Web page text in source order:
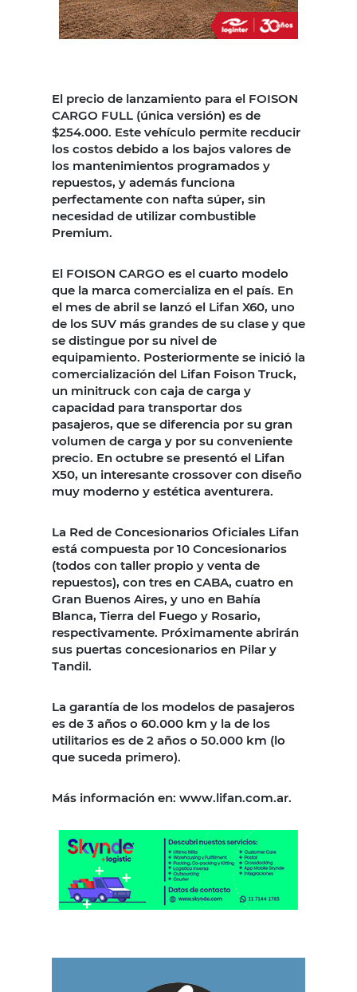
El precio de lanzamiento para el FOISON
CARGO FULL (única versión) es de
$254.000. Este vehículo permite recducir
los costos debido a los bajos valores de
los mantenimientos programados y
repuestos, y además funciona
perfectamente con nafta súper, sin
necesidad de utilizar combustible
Premium.
El FOISON CARGO es el cuarto modelo
que la marca comercializa en el país. En
el mes de abril se lanzó el Lifan X60, uno
de los SUV más grandes de su clase y que
se distingue por su nivel de
equipamiento. Posteriormente se inició la
comercialización del Lifan Foison Truck,
un minitruck con caja de carga y
capacidad para transportar dos
pasajeros, que se diferencia por su gran
volumen de carga y por su conveniente
precio. En octubre se presentó el Lifan
X50, un interesante crossover con diseño
muy moderno y estética aventurera.
La Red de Concesionarios Oficiales Lifan
está compuesta por 10 Concesionarios
(todos con taller propio y venta de
repuestos), con tres en CABA, cuatro en
Gran Buenos Aires, y uno en Bahía
Blanca, Tierra del Fuego y Rosario,
respectivamente. Próximamente abrirán
sus puertas concesionarios en Pilar y
Tandil.
La garantía de los modelos de pasajeros
es de 3 años o 60.000 km y la de los
utilitarios es de 2 años o 50.000 km (lo
que suceda primero).
Más información en: www.lifan.com.ar.